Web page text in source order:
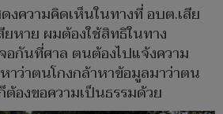
งความคิดเห็นในทางที่ อบต.เสีย
หาย ผมต้องใช้สิทธิในทาง
กันที่ศาล ตนต้องไปแจ้งความ
ว่าตนโกงกล้าหาข้อมูลมาว่าตน
องขอความเป็นธรรมด้วย